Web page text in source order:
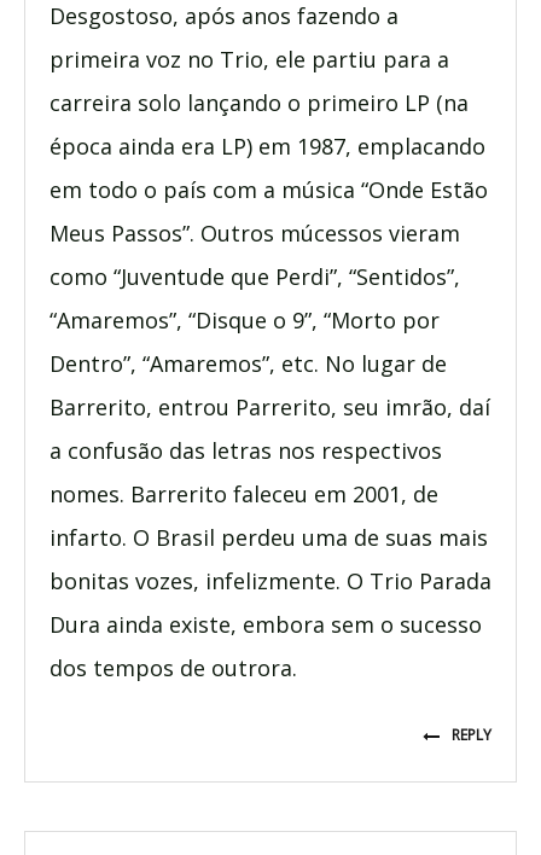
Desgostoso, após anos fazendo a
primeira voz no Trio, ele partiu para a
carreira solo lançando o primeiro LP (na
época ainda era LP) em 1987, emplacando
em todo o país com a música “Onde Estão
Meus Passos”. Outros múcessos vieram
como “Juventude que Perdi”, “Sentidos”,
“Amaremos”, “Disque o 9”, “Morto por
Dentro”, “Amaremos”, etc. No lugar de
Barrerito, entrou Parrerito, seu imrão, daí
a confusão das letras nos respectivos
nomes. Barrerito faleceu em 2001, de
infarto. O Brasil perdeu uma de suas mais
bonitas vozes, infelizmente. O Trio Parada
Dura ainda existe, embora sem o sucesso
dos tempos de outrora.
REPLY